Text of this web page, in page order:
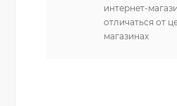
интернет-
отличаться от
магазинах